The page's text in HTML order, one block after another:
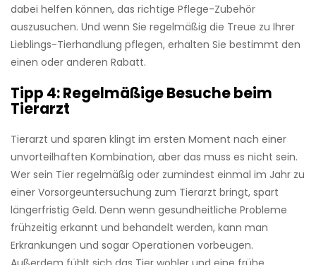
dabei helfen können, das richtige Pflege-Zubehör
auszusuchen. Und wenn Sie regelmäßig die Treue zu Ihrer
Lieblings-Tierhandlung pflegen, erhalten Sie bestimmt den
einen oder anderen Rabatt.
Tipp 4: Regelmäßige Besuche beim
Tierarzt
Tierarzt und sparen klingt im ersten Moment nach einer
unvorteilhaften Kombination, aber das muss es nicht sein.
Wer sein Tier regelmäßig oder zumindest einmal im Jahr zu
einer Vorsorgeuntersuchung zum Tierarzt bringt, spart
längerfristig Geld. Denn wenn gesundheitliche Probleme
frühzeitig erkannt und behandelt werden, kann man
Erkrankungen und sogar Operationen vorbeugen.